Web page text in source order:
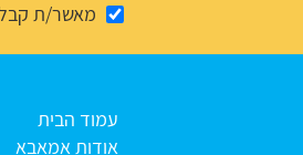
מאשר/ת
עמוד הבית
אודות אמאבא